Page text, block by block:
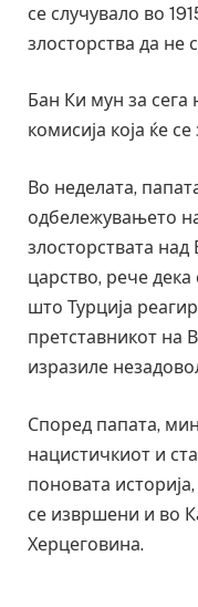
се случувало во
злосторства да не
Бан Ки мун за
комисија која ќе
Во неделата,
одбележувањето
злосторствата
царство, рече
што Турција
претставникот на
изразиле
Според папата,
нацистичкиот и
поновата
се извршени и во
Херцеговина.